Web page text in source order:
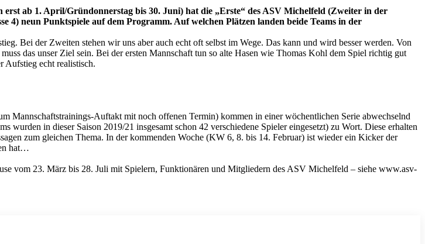
ab 1. April/Gründonnerstag bis 30. Juni) hat die „Erste“ des ASV Michelfeld (Zweiter in der
neun Punktspiele auf dem Programm. Auf welchen Plätzen landen beide Teams in der
Bei der Zweiten stehen wir uns aber auch echt oft selbst im Wege. Das kann und wird besser werden. Von
das unser Ziel sein. Bei der ersten Mannschaft tun so alte Hasen wie Thomas Kohl dem Spiel richtig gut
Aufstieg echt realistisch.
Mannschaftstrainings-Auftakt mit noch offenen Termin) kommen in einer wöchentlichen Serie abwechselnd
in dieser Saison 2019/21 insgesamt schon 42 verschiedene Spieler eingesetzt) zu Wort. Diese erhalten
zum gleichen Thema. In der kommenden Woche (KW 6, 8. bis 14. Februar) ist wieder ein Kicker der
hat…
vom 23. März bis 28. Juli mit Spielern, Funktionären und Mitgliedern des ASV Michelfeld – siehe www.asv-